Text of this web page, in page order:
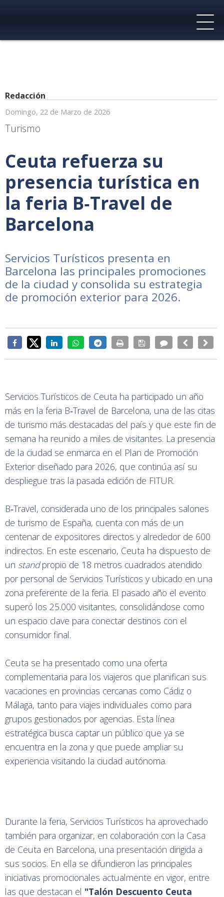
Turismo
Ceuta refuerza su
presencia turística en
la feria B‑Travel de
Barcelona
Servicios Turísticos presenta en
Barcelona las principales promociones
Servicios Turísticos de Ceuta ha participado un año
más en la feria B‑Travel de Barcelona, una de las citas
de turismo más destacadas del país y que este fin de
semana ha reunido a miles de visitantes. La presencia
de la ciudad se enmarca en el Plan de Promoción
Exterior diseñado para 2026, que continúa así su
despliegue tras la pasada edición de FITUR.
B‑Travel, considerada uno de los principales salones
centenar de expositores directos y alrededor de 600
indirectos. En este escenario, Ceuta ha dispuesto de
unstandpropio de 18 metros cuadrados atendido
por personal de Servicios Turísticos y ubicado en una
zona preferente de la feria. El pasado año el evento
superó los 25.000 visitantes, consolidándose como
un espacio clave para conectar destinos con el
consumidor final.
Málaga, tanto para viajes individuales como para
grupos gestionados por agencias. Esta línea
estratégica busca captar un público que ya se
encuentra en la zona y que puede ampliar su
experiencia visitando la ciudad autónoma.